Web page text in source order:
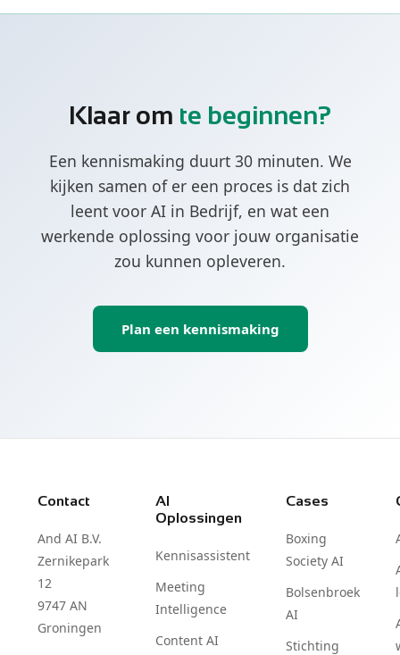
traject vaak overkill. Voor kleinere teams
Klaar om te beginnen?
Een kennismaking duurt 30 minuten. We
kijken samen of er een proces is dat zich
leent voor AI in Bedrijf, en wat een
werkende oplossing voor jouw organisatie
zou kunnen opleveren.
Plan een kennismaking
Contact
And AI B.V.
Zernikepark
12
9747 AN
Groningen
AI
Oplossingen
Kennisassistent
Meeting
Intelligence
Content AI
Cases
Boxing
Society AI
Bolsenbroek
AI
Stichting